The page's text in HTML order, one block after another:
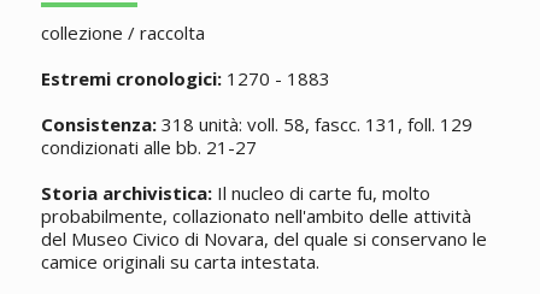
collezione / raccolta
Estremi cronologici:1270 - 1883
Consistenza:318 unità: voll. 58, fascc. 131, foll. 129
condizionati alle bb. 21-27
Storia archivistica:Il nucleo di carte fu, molto
probabilmente, collazionato nell'ambito delle attività
del Museo Civico di Novara, del quale si conservano le
camice originali su carta intestata.